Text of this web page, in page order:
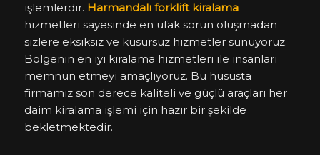
işlemlerdir. Harmandalı forklift kiralama
hizmetleri sayesinde en ufak sorun oluşmadan
sizlere eksiksiz ve kusursuz hizmetler sunuyoruz.
Bölgenin en iyi kiralama hizmetleri ile insanları
memnun etmeyi amaçlıyoruz. Bu hususta
firmamız son derece kaliteli ve güçlü araçları her
daim kiralama işlemi için hazır bir şekilde
bekletmektedir.